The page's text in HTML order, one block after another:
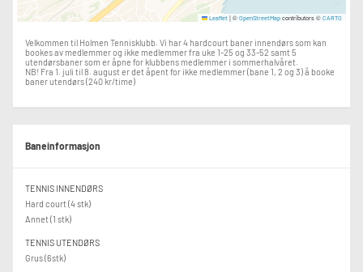
Leaflet |© OpenStreetMap contributors © CARTO
Velkommen til Holmen Tennisklubb. Vi har 4 hardcourt baner innendørs som kan
bookes av medlemmer og ikke medlemmer fra uke 1-25 og 33-52 samt 5
utendørsbaner som er åpne for klubbens medlemmer i sommerhalvåret.
NB! Fra 1. juli til 8. august er det åpent for ikke medlemmer (bane 1, 2 og 3) å booke
baner utendørs (240 kr/time)
Baneinformasjon
TENNIS INNENDØRS
Hard court (4 stk)
Annet (1 stk)
TENNIS UTENDØRS
Grus (6stk)